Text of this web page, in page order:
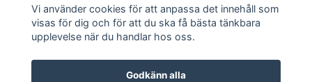
Sociala medier
Vi använder cookies för att anpassa det innehåll som
visas för dig och för att du ska få bästa tänkbara
upplevelse när du handlar hos oss.
Godkänn alla